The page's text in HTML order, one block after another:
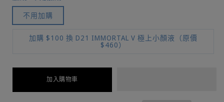
不用加購
加購 $100 換 D21 IMMORTAL V 極上小顏液（原價
$460）
加入購物車